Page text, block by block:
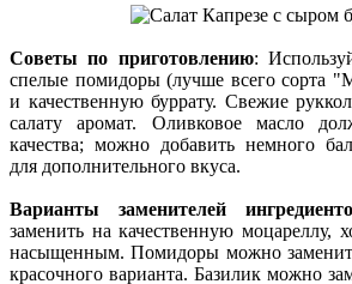
Советы по приготовлению:
спелые помидоры (лучше всего сорта
и качественную буррату. Свежие
салату аромат. Оливковое масло
качества; можно добавить немного
для дополнительного вкуса.
Варианты заменителей
заменить на качественную моцареллу,
насыщенным. Помидоры можно
красочного варианта. Базилик можно